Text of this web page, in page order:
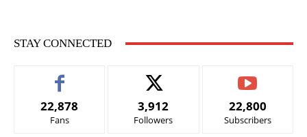
STAY CONNECTED
22,878
Fans
3,912
Followers
22,800
Subscribers